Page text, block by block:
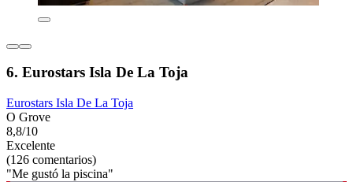
6. Eurostars Isla De La Toja
Eurostars Isla De La Toja
O Grove
8,8/10
Excelente
(126 comentarios)
"Me gustó la piscina"